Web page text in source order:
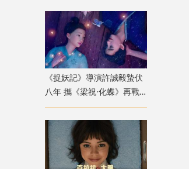
《捉妖記》導演許誠毅蟄伏
八年 攜《梁祝·化蝶》再戰
動畫